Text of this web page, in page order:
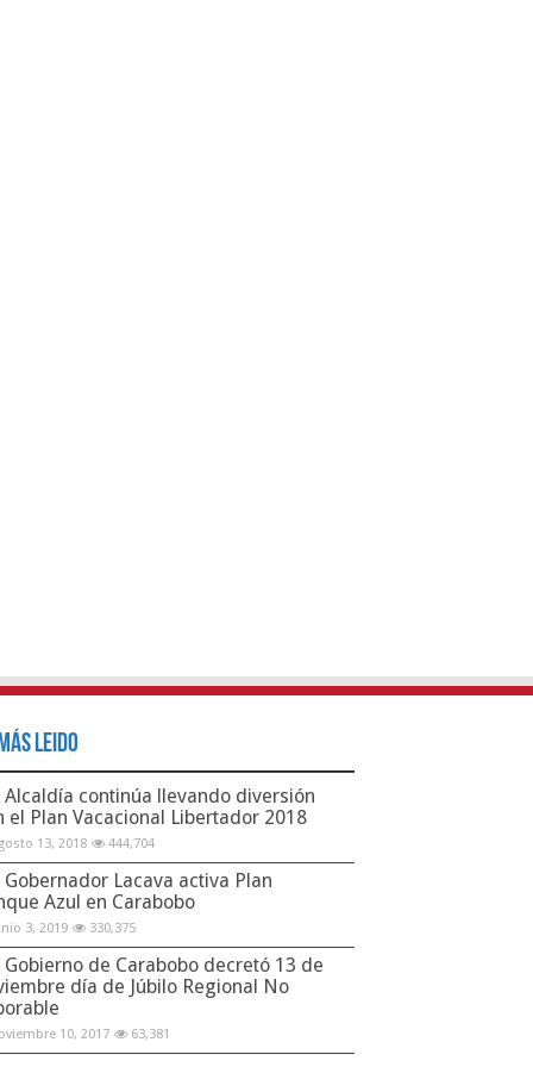
Leido
Alcaldía continúa llevando diversión
el Plan Vacacional Libertador 2018
13, 2018 444,704
Gobernador Lacava activa Plan
Azul en Carabobo
3, 2019 330,375
Gobierno de Carabobo decretó 13 de
día de Júbilo Regional No
10, 2017 63,381